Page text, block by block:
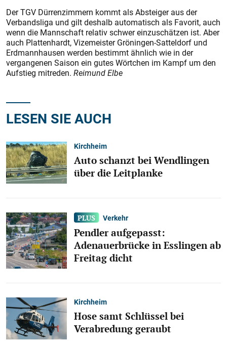
Der TGV Dürrenzimmern kommt als Absteiger aus der
Verbandsliga und gilt deshalb automatisch als Favorit, auch
wenn die Mannschaft relativ schwer einzuschätzen ist. Aber
auch Plattenhardt, Vizemeister Gröningen-Satteldorf und
Erdmannhausen werden bestimmt ähnlich wie in der
vergangenen Saison ein gutes Wörtchen im Kampf um den
Aufstieg mitreden. Reimund Elbe
LESEN SIE AUCH
Kirchheim
Auto schanzt bei Wendlingen
über die Leitplanke
Verkehr
Pendler aufgepasst:
Adenauerbrücke in Esslingen ab
Freitag dicht
Kirchheim
Hose samt Schlüssel bei
Verabredung geraubt